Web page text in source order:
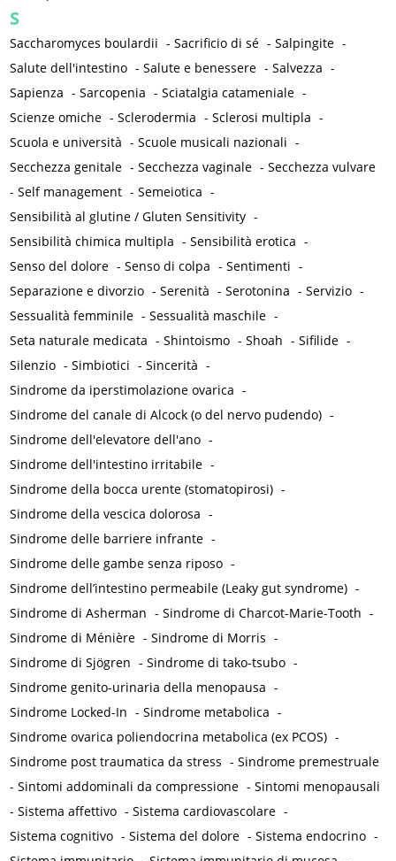
S
Saccharomyces boulardii -Sacrificio di sé -Salpingite -
Salute dell'intestino -Salute e benessere -Salvezza -
Sapienza -Sarcopenia -Sciatalgia catameniale -
Scienze omiche -Sclerodermia -Sclerosi multipla -
Scuola e università -Scuole musicali nazionali -
Secchezza genitale -Secchezza vaginale -Secchezza vulvare
-Self management -Semeiotica -
Sensibilità al glutine / Gluten Sensitivity -
Sensibilità chimica multipla -Sensibilità erotica -
Senso del dolore -Senso di colpa -Sentimenti -
Separazione e divorzio -Serenità -Serotonina -Servizio -
Sessualità femminile -Sessualità maschile -
Seta naturale medicata -Shintoismo -Shoah -Sifilide -
Silenzio -Simbiotici -Sincerità -
Sindrome da iperstimolazione ovarica -
Sindrome del canale di Alcock (o del nervo pudendo) -
Sindrome dell'elevatore dell'ano -
Sindrome dell'intestino irritabile -
Sindrome della bocca urente (stomatopirosi) -
Sindrome della vescica dolorosa -
Sindrome delle barriere infrante -
Sindrome delle gambe senza riposo -
Sindrome dell’intestino permeabile (Leaky gut syndrome) -
Sindrome di Asherman -Sindrome di Charcot-Marie-Tooth -
Sindrome di Ménière -Sindrome di Morris -
Sindrome di Sjögren -Sindrome di tako-tsubo -
Sindrome genito-urinaria della menopausa -
Sindrome Locked-In -Sindrome metabolica -
Sindrome ovarica poliendocrina metabolica (ex PCOS) -
Sindrome post traumatica da stress -Sindrome premestruale
-Sintomi addominali da compressione -Sintomi menopausali
-Sistema affettivo -Sistema cardiovascolare -
Sistema cognitivo -Sistema del dolore -Sistema endocrino -